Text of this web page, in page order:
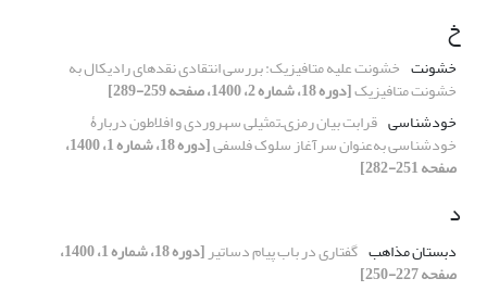
خ
خشونت خشونت علیه متافیزیک: بررسی انتقادی نقدهای رادیکال به
خشونت متافیزیک[دوره 18، شماره 2، 1400، صفحه 259-289]
خودشناسی قرابت بیان رمزی‌ـ‌تمثیلی سهروردی و افلاطون دربارۀ
خودشناسی به‌عنوان سرآغاز سلوک فلسفی [دوره 18، شماره 1، 1400،
صفحه 251-282]
د
دبستان مذاهب گفتاری در باب پیام دساتیر [دوره 18، شماره 1، 1400،
صفحه 227-250]